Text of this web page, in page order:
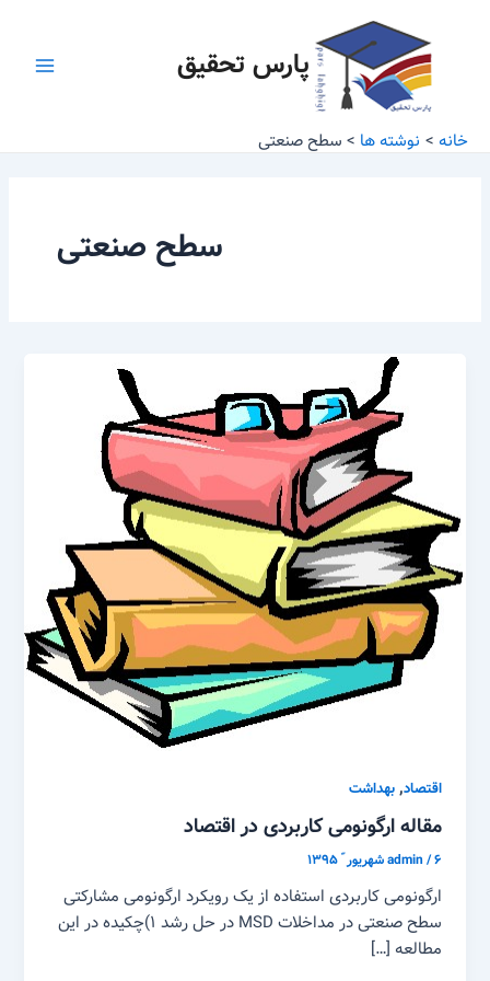
پارس تحقیق
خانه نوشته ها سطح صنعتی
سطح صنعتی
اقتصاد,بهداشت
مقاله ارگونومی کاربردی در اقتصاد
admin/۶ شهریور ّ ۱۳۹۵
ارگونومی کاربردی استفاده از یک رویکرد ارگونومی مشارکتی
سطح صنعتی در مداخلات MSD در حل رشد ۱)چکیده در این
مطالعه […]